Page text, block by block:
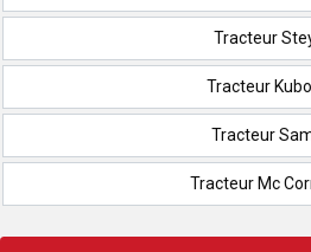
Tracteur
Tracteur
Tracteur
Tracteur Mc